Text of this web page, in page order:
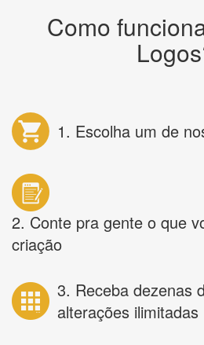
Como
1. Escolha um de
2. Conte pra gente o que
criação
3. Receba dezenas
alterações ilimitadas